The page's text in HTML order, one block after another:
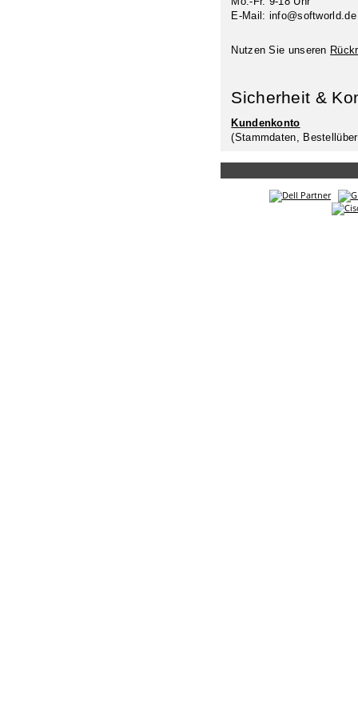
E-Mail: info@softworld.de
Nutzen Sie unseren
Sicherheit &
Kundenkonto
(Stammdaten,